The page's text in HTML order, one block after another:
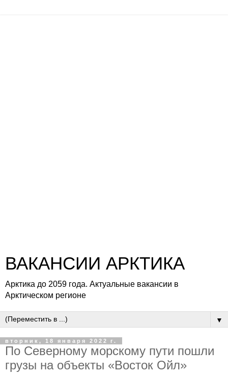
ВАКАНСИИ АРКТИКА
Арктика до 2059 года. Актуальные вакансии в
Арктическом регионе
▼
вторник, 18 января 2022 г.
По Северному морскому пути пошли
грузы на объекты «Восток Ойл»